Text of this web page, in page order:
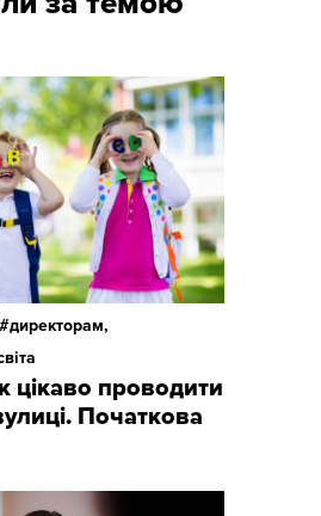
директорам,
цікаво проводити
Початкова